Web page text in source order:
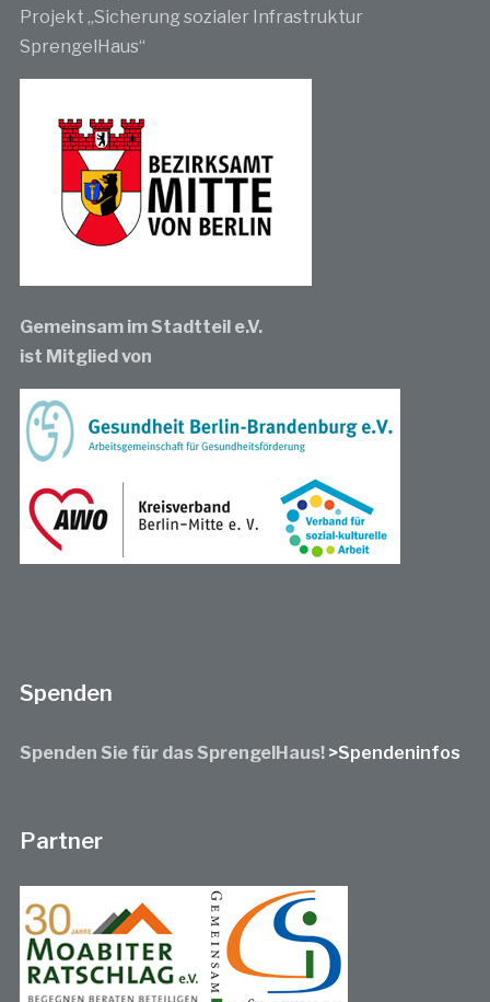
Projekt „Sicherung sozialer Infrastruktur
SprengelHaus“
Gemeinsam im Stadtteil e.V.
ist Mitglied von
Spenden
Spenden Sie für das SprengelHaus! >Spendeninfos
Partner